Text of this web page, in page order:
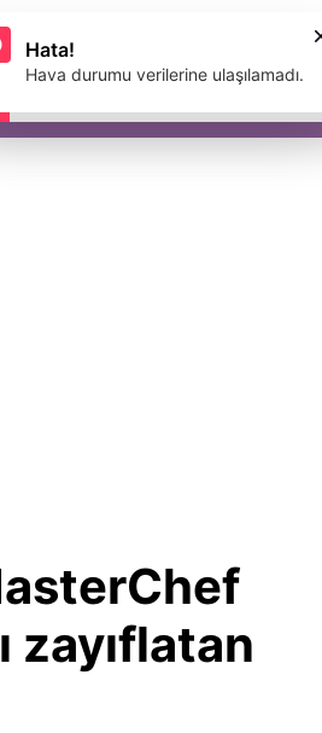
MAGAZİN
zayıflatan